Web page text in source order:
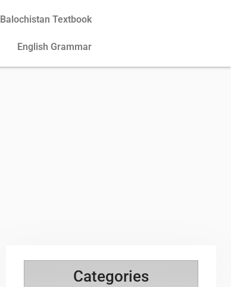
Balochistan Textbook
English Grammar
Categories